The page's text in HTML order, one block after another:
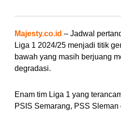
Majesty.co.id – Jadwal
Liga 1 2024/25 menjadi titik
bawah yang masih berjuang
degradasi.
Enam tim Liga 1 yang
PSIS Semarang, PSS